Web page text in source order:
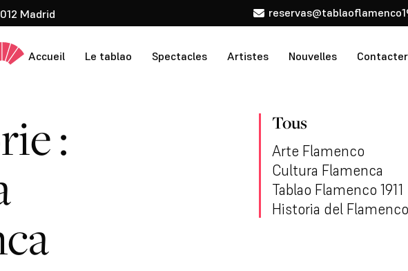
Madrid
Accueil Le tablao Spectacles Artistes Nouvelles Contacter
: Tous
Arte Flamenco
Cultura Flamenca
Tablao Flamenco 1911
Historia del Flamenco